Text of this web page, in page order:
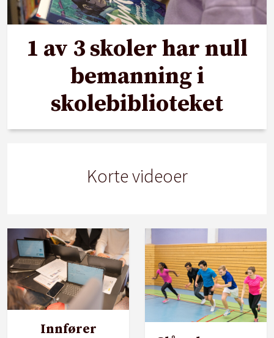
1 av 3 skoler har null
bemanning i
skolebiblioteket
Korte videoer
Innfører